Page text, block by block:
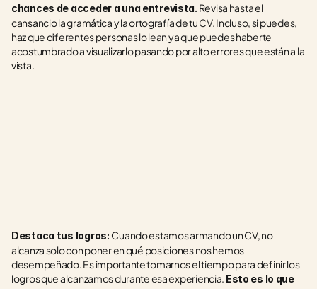
chances de acceder a una entrevista. Revisa hasta el
cansancio la gramática y la ortografía de tu CV. Incluso, si puedes,
haz que diferentes personas lo lean ya que puedes haberte
acostumbrado a visualizarlo pasando por alto errores que están a la
vista.
Destaca tus logros: Cuando estamos armando un CV, no
alcanza solo con poner en qué posiciones nos hemos
desempeñado. Es importante tomarnos el tiempo para definir los
logros que alcanzamos durante esa experiencia. Esto es lo que